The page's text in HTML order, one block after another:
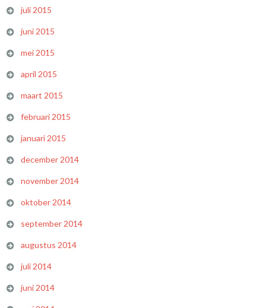
juli 2015
juni 2015
mei 2015
april 2015
maart 2015
februari 2015
januari 2015
december 2014
november 2014
oktober 2014
september 2014
augustus 2014
juli 2014
juni 2014